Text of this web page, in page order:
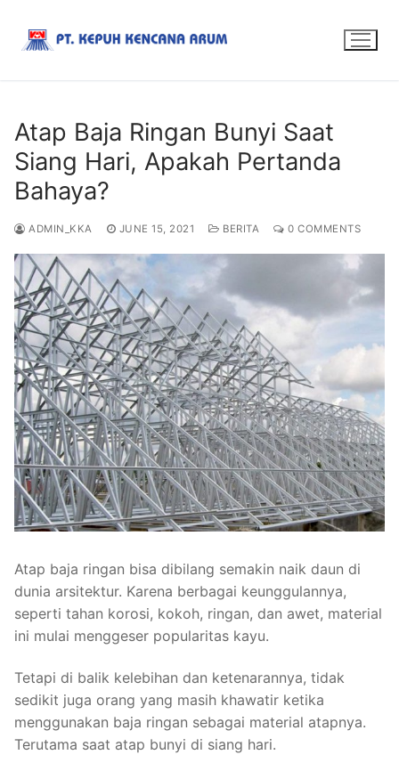
Atap Baja Ringan Bunyi Saat
Siang Hari, Apakah Pertanda
Bahaya?
ADMIN_KKA JUNE 15, 2021 BERITA 0 COMMENTS
Atap baja ringan bisa dibilang semakin naik daun di
dunia arsitektur. Karena berbagai keunggulannya,
seperti tahan korosi, kokoh, ringan, dan awet, material
ini mulai menggeser popularitas kayu.
Tetapi di balik kelebihan dan ketenarannya, tidak
sedikit juga orang yang masih khawatir ketika
menggunakan baja ringan sebagai material atapnya.
Terutama saat atap bunyi di siang hari.